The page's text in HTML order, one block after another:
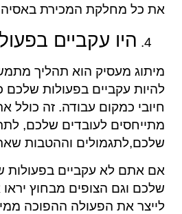
את כל מחלקת המכירת באסיה, כ-2000
היו עקביים
מיתוג מעסיק הוא תהליך
להיות עקביים בפעולות שלכם
חיובי כמקום עבודה. זה כולל
מתייחסים לעובדים שלכם,
שלכם,לתגמולים וההטבות
אם אתם לא עקביים בפעולות
שלכם וגם הצופים מבחוץ יראו
לייצר את הפעולה ההפוכה